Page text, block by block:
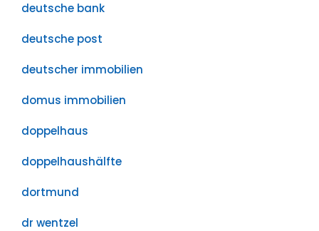
deutsche bank
deutsche post
deutscher immobilien
domus immobilien
doppelhaus
doppelhaushälfte
dortmund
dr wentzel